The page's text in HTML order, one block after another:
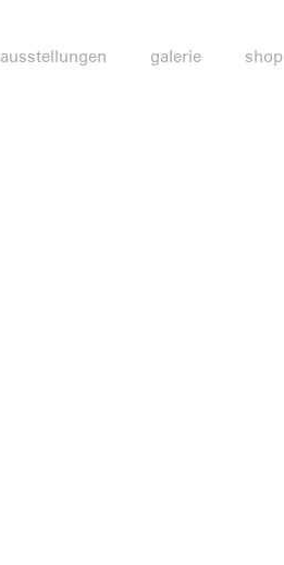
ausstellungen galerie shop